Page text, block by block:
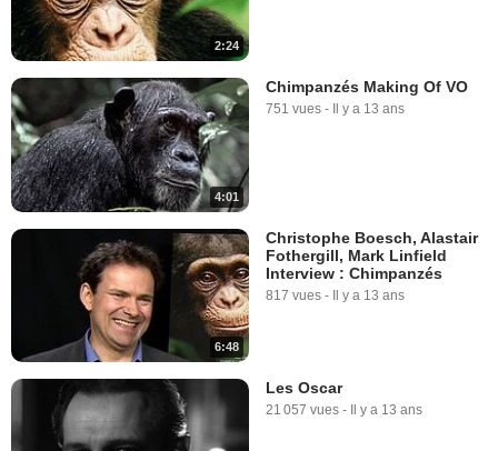
2:24
4:01
Chimpanzés Making Of VO
751 vues - Il y a 13 ans
6:48
Christophe Boesch, Alastair
Fothergill, Mark Linfield
Interview : Chimpanzés
817 vues - Il y a 13 ans
Les Oscar
21 057 vues - Il y a 13 ans